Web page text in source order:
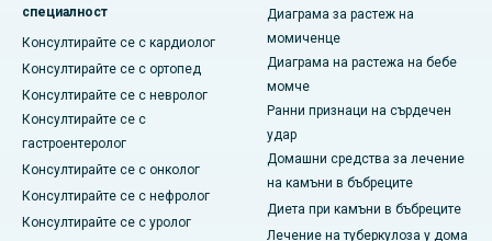
специалност
Консултирайте се с кардиолог
Консултирайте се с ортопед
Консултирайте се с невролог
Консултирайте се с
гастроентеролог
Консултирайте се с онколог
Консултирайте се с нефролог
Консултирайте се с уролог
Диаграма за растеж на
момиченце
Диаграма на растежа на бебе
момче
Ранни признаци на сърдечен
удар
Домашни средства за лечение
на камъни в бъбреците
Диета при камъни в бъбреците
Лечение на туберкулоза у дома